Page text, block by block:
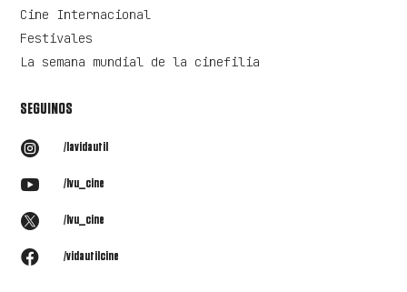
Cine Internacional
Festivales
La semana mundial de la cinefilia
SEGUINOS
 /lavidautil
 /lvu_cine
 /lvu_cine
 /vidautilcine